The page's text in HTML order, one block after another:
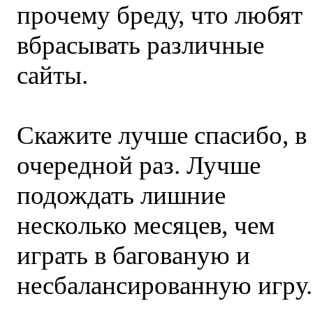
прочему бреду, что любят
вбрасывать различные
сайты.
Скажите лучше спасибо, в
очередной раз. Лучше
подождать лишние
несколько месяцев, чем
играть в багованую и
несбалансированную игру.